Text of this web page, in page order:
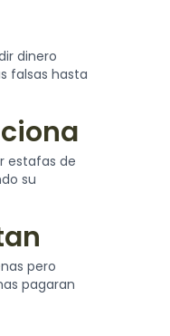
dinero
falsas hasta
estafas de
su
pero
pagaran